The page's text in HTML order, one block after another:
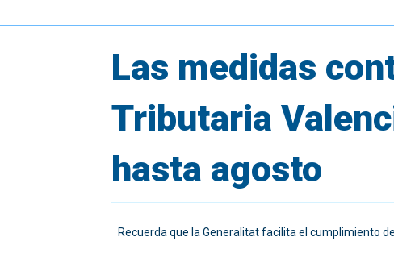
Las medidas
Tributaria
hasta agosto
Recuerda que la Generalitat facilita el cumplimiento